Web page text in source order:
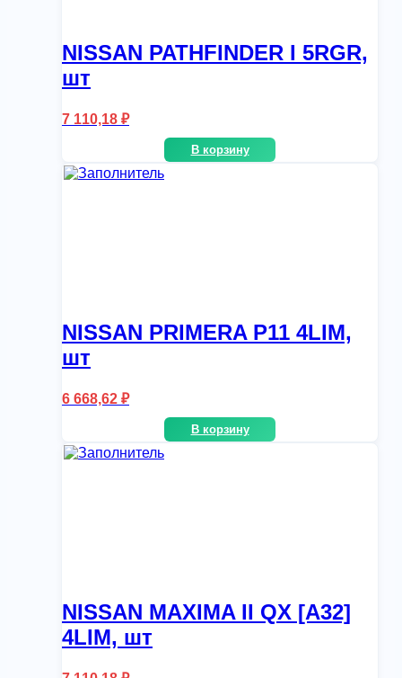
NISSAN PATHFINDER I 5RGR,
шт
7 110,18 ₽
В корзину
NISSAN PRIMERA P11 4LIM,
шт
6 668,62 ₽
В корзину
NISSAN MAXIMA II QX [A32]
4LIM, шт